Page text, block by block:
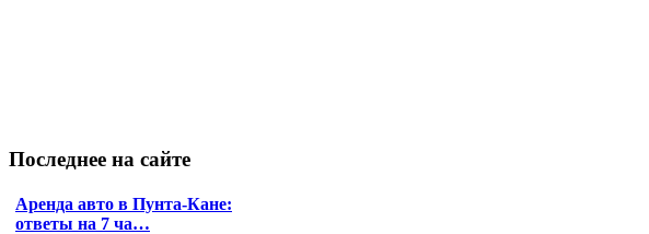
Последнее на сайте
Аренда авто в Пунта-Кане:
ответы на 7 ча…